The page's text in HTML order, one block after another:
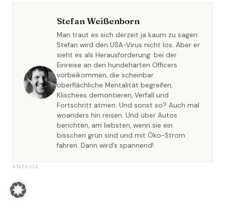
Stefan Weißenborn
Man traut es sich derzeit ja kaum zu sagen:
Stefan wird den USA-Virus nicht los. Aber er
sieht es als Herausforderung: bei der
Einreise an den hundeharten Officers
vorbeikommen, die scheinbar
oberflächliche Mentalität begreifen,
Klischees demontieren, Verfall und
Fortschritt atmen. Und sonst so? Auch mal
woanders hin reisen. Und über Autos
berichten, am liebsten, wenn sie ein
bisschen grün sind und mit Öko-Strom
fahren. Dann wird’s spannend!
ANZEIGE